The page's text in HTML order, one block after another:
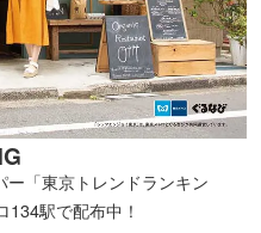
ー「東京トレンドランキン
駅で配布中！